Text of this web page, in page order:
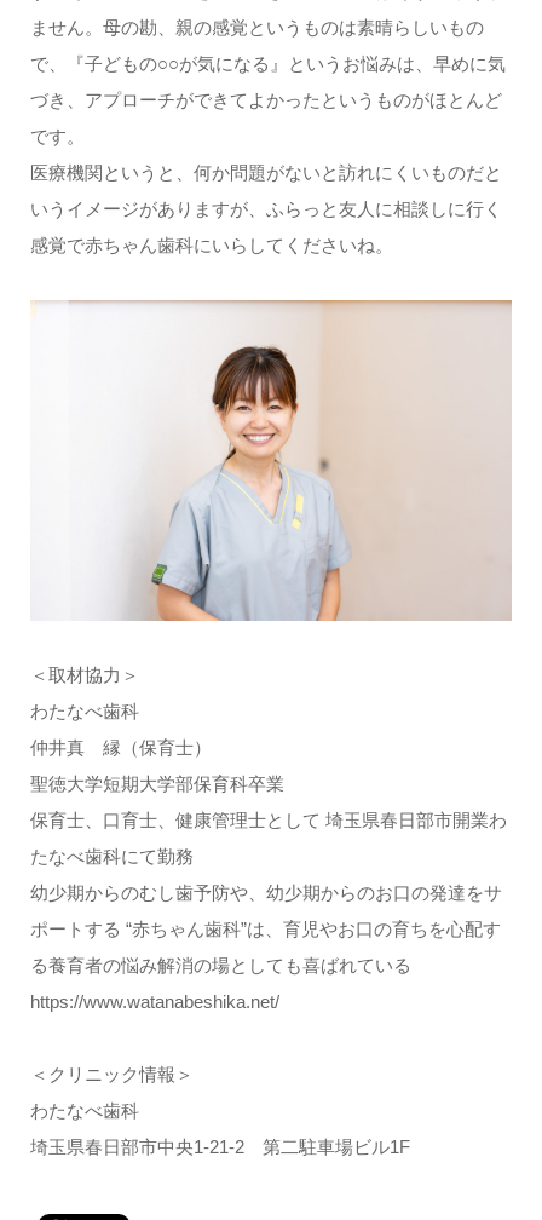
ません。母の勘、親の感覚というものは素晴らしいもの
で、『子どもの○○が気になる』というお悩みは、早めに気
づき、アプローチができてよかったというものがほとんど
です。
医療機関というと、何か問題がないと訪れにくいものだと
いうイメージがありますが、ふらっと友人に相談しに行く
感覚で赤ちゃん歯科にいらしてくださいね。
＜取材協力＞
わたなべ歯科
仲井真 縁（保育士）
聖徳大学短期大学部保育科卒業
保育士、口育士、健康管理士として 埼玉県春日部市開業わ
たなべ歯科にて勤務
幼少期からのむし歯予防や、幼少期からのお口の発達をサ
ポートする “赤ちゃん歯科”は、育児やお口の育ちを心配す
る養育者の悩み解消の場としても喜ばれている
https://www.watanabeshika.net/
＜クリニック情報＞
わたなべ歯科
埼玉県春日部市中央1-21-2 第二駐車場ビル1F